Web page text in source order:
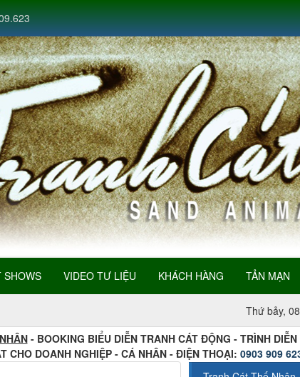
SHOWS VIDEO TƯ LIỆU KHÁCH HÀNG TẢN MẠN
Thứ bảy,
- BOOKING BIỂU DIỄN TRANH CÁT ĐỘNG - TRÌNH
CHO DOANH NGHIỆP - CÁ NHÂN - ĐIỆN THOẠI: 0903 909